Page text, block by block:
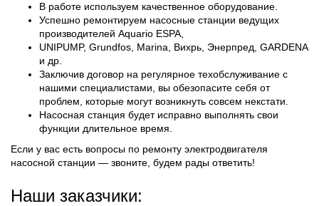
В работе используем качественное оборудование.
Успешно ремонтируем насосные станции ведущих
производителей Aquario ESPA,
UNIPUMP, Grundfos, Marina, Вихрь, Энерпред, GARDENA
и др.
Заключив договор на регулярное техобслуживание с
нашими специалистами, вы обезопасите себя от
проблем, которые могут возникнуть совсем некстати.
Насосная станция будет исправно выполнять свои
функции длительное время.
Если у вас есть вопросы по ремонту электродвигателя
насосной станции — звоните, будем рады ответить!
Наши заказчики: